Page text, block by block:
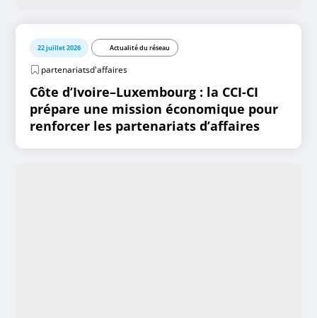
22 juillet 2026 Actualité du réseau
partenariatsd'affaires
Côte d’Ivoire–Luxembourg : la CCI-CI
prépare une mission économique pour
renforcer les partenariats d’affaires